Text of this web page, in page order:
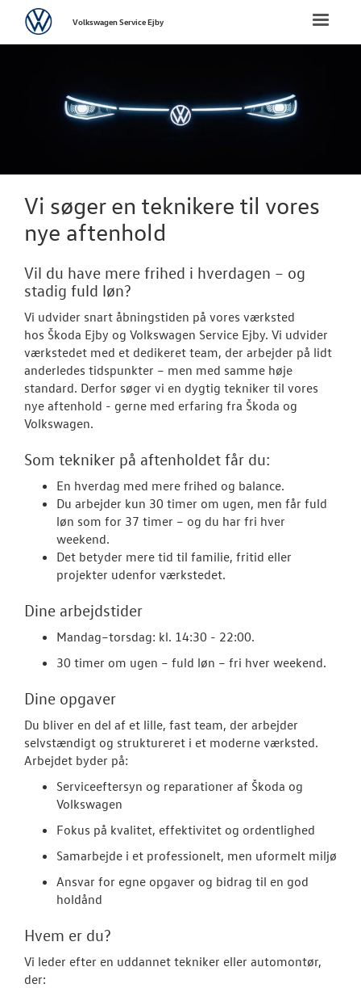
VÆRKSTED
RESERVEDELE
NYHEDER
OM OS
JOB OG
Tekniker/
Toggle
VolkswagenVolkswagen Service Ejby
Vi søger en teknikere til vores
nye aftenhold
Vil du have mere frihed i hverdagen – og
stadig fuld løn?
Vi udvider snart åbningstiden på vores værksted
hos Škoda Ejby og Volkswagen Service Ejby. Vi udvider
værkstedet med et dedikeret team, der arbejder på lidt
anderledes tidspunkter – men med samme høje
standard. Derfor søger vi en dygtig tekniker til vores
nye aftenhold - gerne med erfaring fra Škoda og
Volkswagen.
Som tekniker på aftenholdet får du:
En hverdag med mere frihed og balance.
Du arbejder kun 30 timer om ugen, men får fuld
løn som for 37 timer – og du har fri hver
weekend.
Det betyder mere tid til familie, fritid eller
projekter udenfor værkstedet.
Dine arbejdstider
Mandag–torsdag: kl. 14:30 - 22:00.
30 timer om ugen – fuld løn – fri hver weekend.
Dine opgaver
Du bliver en del af et lille, fast team, der arbejder
selvstændigt og struktureret i et moderne værksted.
Arbejdet byder på:
Serviceeftersyn og reparationer af Škoda og
Volkswagen
Fokus på kvalitet, effektivitet og ordentlighed
Samarbejde i et professionelt, men uformelt miljø
Ansvar for egne opgaver og bidrag til en god
holdånd
Hvem er du?
Vi leder efter en uddannet tekniker eller automontør,
der: